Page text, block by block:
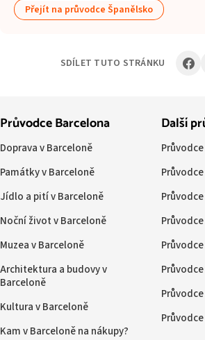
Přejít na průvodce Španělsko
SDÍLET TUTO STRÁNKU
Průvodce Barcelona
Doprava v Barceloně
Památky v Barceloně
Jídlo a pití v Barceloně
Noční život v Barceloně
Muzea v Barceloně
Architektura a budovy v
Barceloně
Kultura v Barceloně
Kam v Barceloně na nákupy?
Další